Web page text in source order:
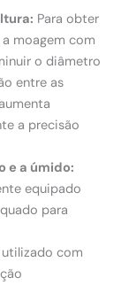
Para obter
moagem com
o diâmetro
entre as
a precisão
e a úmido:
equipado
para
com